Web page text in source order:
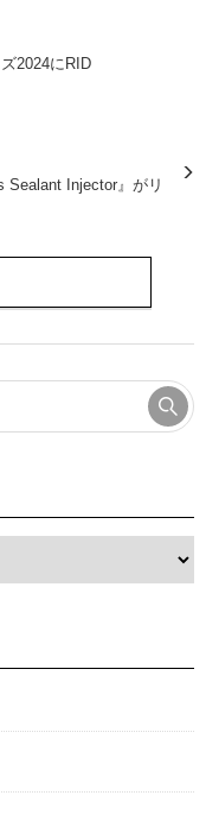
2024にRID
Sealant Injector』がリ